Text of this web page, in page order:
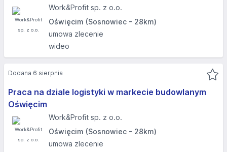
Work&Profit sp. z o.o.
Oświęcim (Sosnowiec - 28km)
umowa zlecenie
wideo
Praca na dziale logistyki w markecie budowlanym
Oświęcim
Work&Profit sp. z o.o.
Oświęcim (Sosnowiec - 28km)
umowa zlecenie
Dodana 6 sierpnia